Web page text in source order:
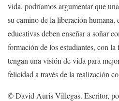
vida, podríamos argumentar que
su camino de la liberación humana,
educativas deben enseñar a soñar
formación de los estudiantes, con
tengan una visión de vida para
felicidad a través de la realización
© David Auris Villegas. Escritor,